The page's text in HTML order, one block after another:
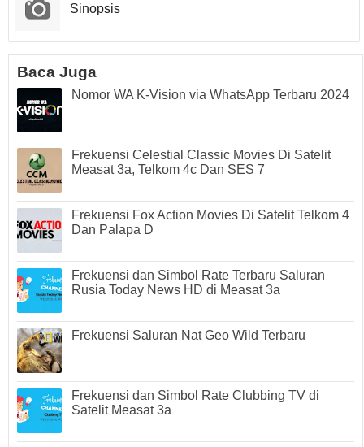
Sinopsis
Baca Juga
Nomor WA K-Vision via WhatsApp Terbaru 2024
Frekuensi Celestial Classic Movies Di Satelit
Measat 3a, Telkom 4c Dan SES 7
Frekuensi Fox Action Movies Di Satelit Telkom 4
Dan Palapa D
Frekuensi dan Simbol Rate Terbaru Saluran
Rusia Today News HD di Measat 3a
Frekuensi Saluran Nat Geo Wild Terbaru
Frekuensi dan Simbol Rate Clubbing TV di
Satelit Measat 3a